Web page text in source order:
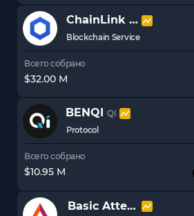
ChainLink LINK
Blockchain Service
Всего собрано
$32.00 M
BENQI
QI
Protocol
Всего собрано
$10.95 M
Basic Attention Token